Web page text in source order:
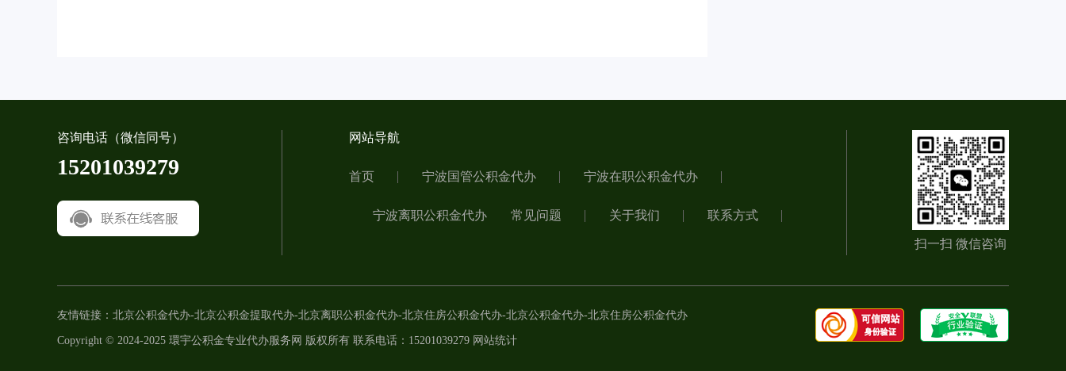
咨询电话（微信同号）
15201039279
网站导航
首页 宁波国管公积金代办 宁波在职公积金代办
宁波离职公积金代办 常见问题 关于我们 联系方式
扫一扫 微信咨询
友情链接： 北京公积金代办-北京公积金提取代办-北京离职公积金代办-北京住房公积金代办-北京公积金代办-北京住房公积金代办
Copyright © 2024-2025 環宇公积金专业代办服务网 版权所有 联系电话：15201039279 网站统计